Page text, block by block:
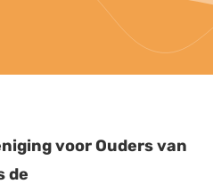
voor Ouders van
de